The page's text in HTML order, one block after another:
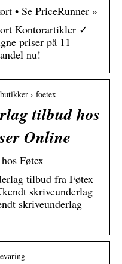
• Se PriceRunner »
Kontorartikler ✓
priser på 11
nu!
› foetex
tilbud hos
Online
Føtex
tilbud fra Føtex
skriveunderlag
skriveunderlag